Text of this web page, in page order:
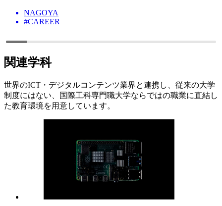
NAGOYA
#CAREER
関連学科
世界のICT・デジタルコンテンツ業界と連携し、従来の大学
制度にはない、国際工科専門職大学ならではの職業に直結し
た教育環境を用意しています。